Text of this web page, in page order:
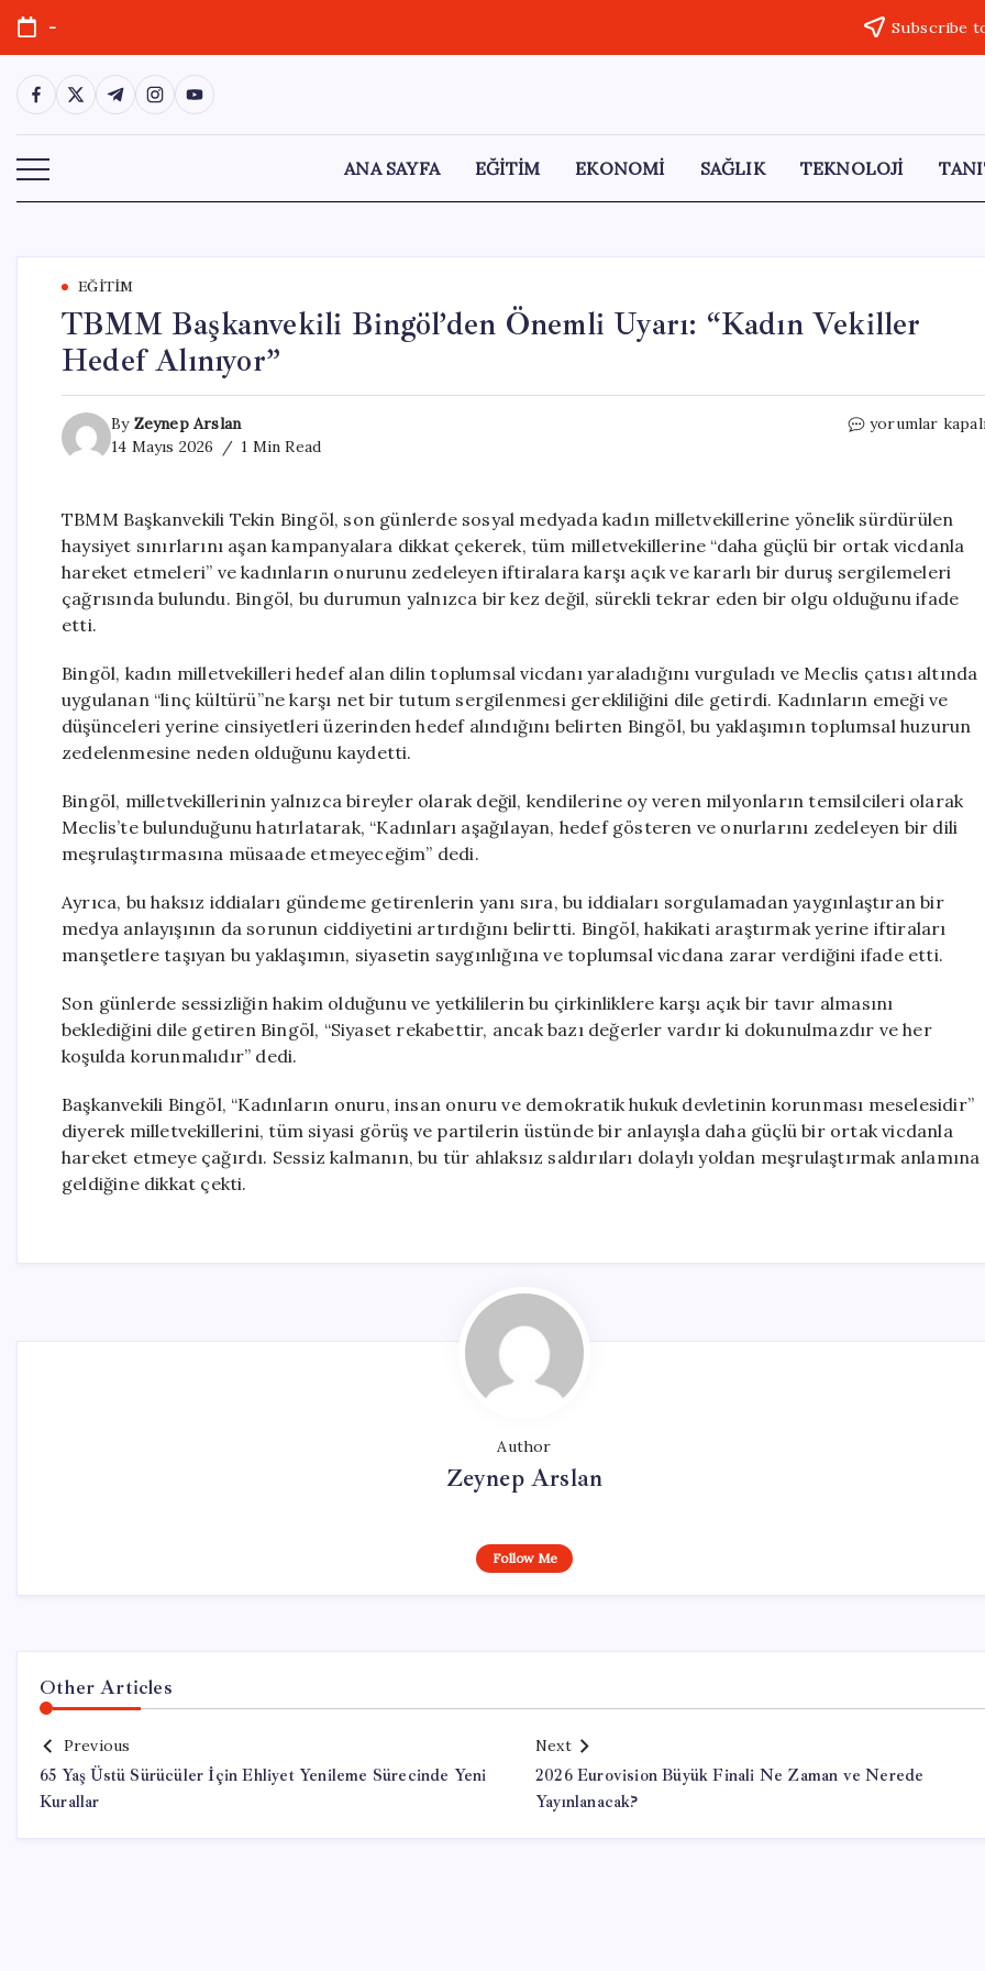
Skip
content
- Subscribe
https://www.facebook.com/
https://twitter.com/
https://t.me/
https://www.instagram.com/
https://youtube.com/
ANA SAYFA EĞİTİM EKONOMİ SAĞLIK TEKNOLOJİ
EĞITIM
TBMM Başkanvekili Bingöl’den Önemli Uyarı: “Kadın Vekiller
Hedef Alınıyor”
By Zeynep Arslan
14 Mayıs 2026
1 Min Read
TBMM
Uyarı:
“Kadın
Vekiller
Hedef
Alınıyor”
yorumlar
TBMM Başkanvekili Tekin Bingöl, son günlerde sosyal medyada kadın milletvekillerine yönelik sürdürülen
haysiyet sınırlarını aşan kampanyalara dikkat çekerek, tüm milletvekillerine “daha güçlü bir ortak vicdanla
hareket etmeleri” ve kadınların onurunu zedeleyen iftiralara karşı açık ve kararlı bir duruş sergilemeleri
çağrısında bulundu. Bingöl, bu durumun yalnızca bir kez değil, sürekli tekrar eden bir olgu olduğunu ifade
etti.
Bingöl, kadın milletvekilleri hedef alan dilin toplumsal vicdanı yaraladığını vurguladı ve Meclis çatısı altında
uygulanan “linç kültürü”ne karşı net bir tutum sergilenmesi gerekliliğini dile getirdi. Kadınların emeği ve
düşünceleri yerine cinsiyetleri üzerinden hedef alındığını belirten Bingöl, bu yaklaşımın toplumsal huzurun
zedelenmesine neden olduğunu kaydetti.
Bingöl, milletvekillerinin yalnızca bireyler olarak değil, kendilerine oy veren milyonların temsilcileri olarak
Meclis’te bulunduğunu hatırlatarak, “Kadınları aşağılayan, hedef gösteren ve onurlarını zedeleyen bir dili
meşrulaştırmasına müsaade etmeyeceğim” dedi.
Ayrıca, bu haksız iddiaları gündeme getirenlerin yanı sıra, bu iddiaları sorgulamadan yaygınlaştıran bir
medya anlayışının da sorunun ciddiyetini artırdığını belirtti. Bingöl, hakikati araştırmak yerine iftiraları
manşetlere taşıyan bu yaklaşımın, siyasetin saygınlığına ve toplumsal vicdana zarar verdiğini ifade etti.
Son günlerde sessizliğin hakim olduğunu ve yetkililerin bu çirkinliklere karşı açık bir tavır almasını
beklediğini dile getiren Bingöl, “Siyaset rekabettir, ancak bazı değerler vardır ki dokunulmazdır ve her
koşulda korunmalıdır” dedi.
Başkanvekili Bingöl, “Kadınların onuru, insan onuru ve demokratik hukuk devletinin korunması meselesidir”
diyerek milletvekillerini, tüm siyasi görüş ve partilerin üstünde bir anlayışla daha güçlü bir ortak vicdanla
hareket etmeye çağırdı. Sessiz kalmanın, bu tür ahlaksız saldırıları dolaylı yoldan meşrulaştırmak anlamına
geldiğine dikkat çekti.
Author
Zeynep Arslan
Follow Me
Other Articles
Previous
65 Yaş Üstü Sürücüler İçin Ehliyet Yenileme Sürecinde Yeni
Kurallar
Next
2026 Eurovision Büyük Finali Ne Zaman ve Nerede
Yayınlanacak?